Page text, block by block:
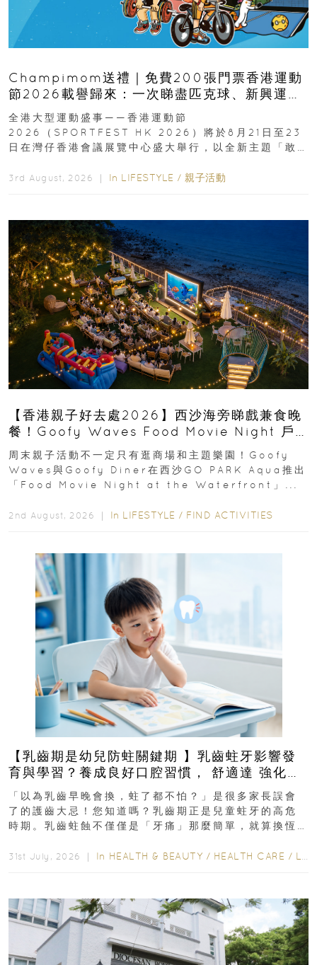
Champimom送禮｜免費200張門票香港運動
節2026載譽歸來：一次睇盡匹克球、新興運
動、街舞比賽＋逾百運動品牌展覽
全港大型運動盛事——香港運動節
2026（SPORTFEST HK 2026）將於8月21日至23
日在灣仔香港會議展覽中心盛大舉行，以全新主題「敢
3rd August, 2026 ｜ In LIFESTYLE / 親子活動
【香港親子好去處2026】西沙海旁睇戲兼食晚
餐！Goofy Waves Food Movie Night 戶
外影院逢週末登場
周末親子活動不一定只有逛商場和主題樂園！Goofy
Waves與Goofy Diner在西沙GO PARK Aqua推出
「Food Movie Night at the Waterfront」...
2nd August, 2026 ｜ In LIFESTYLE / FIND ACTIVITIES
【乳齒期是幼兒防蛀關鍵期 】乳齒蛀牙影響發
育與學習？養成良好口腔習慣， 舒適達 強化琺
瑯質 兒童牙膏防護指南
「以為乳齒早晚會換，蛀了都不怕？」是很多家長誤會
了的護齒大忌！您知道嗎？乳齒期正是兒童蛀牙的高危
時期。乳齒蛀蝕不僅僅是「牙痛」那麼簡單，就算換恆
31st July, 2026 ｜ In HEALTH & BEAUTY / HEALTH CARE / LIFESTYLE